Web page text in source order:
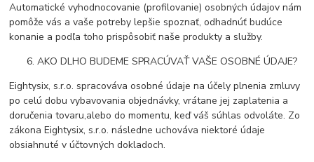
Automatické vyhodnocovanie (profilovanie) osobných údajov nám
pomôže vás a vaše potreby lepšie spoznať, odhadnúť budúce
konanie a podľa toho prispôsobiť naše produkty a služby.
AKO DLHO BUDEME SPRACÚVAŤ VAŠE OSOBNÉ ÚDAJE?
Eightysix, s.r.o. spracováva osobné údaje na účely plnenia zmluvy
po celú dobu vybavovania objednávky, vrátane jej zaplatenia a
doručenia tovaru,alebo do momentu, keď váš súhlas odvoláte. Zo
zákona Eightysix, s.r.o. následne uchováva niektoré údaje
obsiahnuté v účtovných dokladoch.